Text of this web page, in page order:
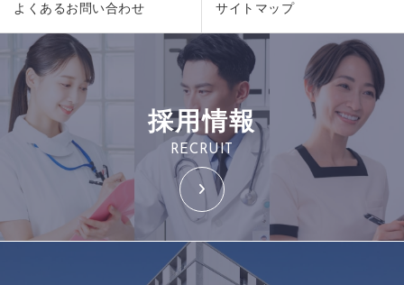
よくあるお問い合わせ サイトマップ
採用情報
RECRUIT